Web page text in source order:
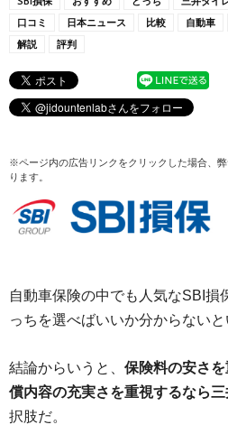
口コミ
日本ニュース 比較 自動車
解説
評判
※ページ内の広告リンクをクリックした場合、
ります。
自動車保険の中でも人気なSBI損
っちを選べばいいか分からないと
結論からいうと、 保険料の安さ
償内容の充実さを重視するなら三
択肢だ。